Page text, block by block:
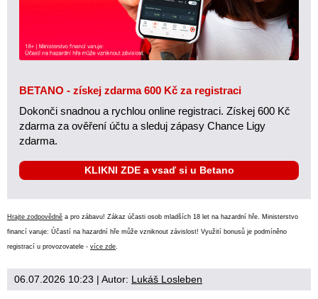
BETANO - získej zdarma 600 Kč za registraci
Dokonči snadnou a rychlou online registraci. Získej 600 Kč
zdarma za ověření účtu a sleduj zápasy Chance Ligy
zdarma.
KLIKNI ZDE a vsaď si u Betano
Hrajte zodpovědně a pro zábavu! Zákaz účasti osob mladších 18 let na hazardní hře. Ministerstvo
financí varuje: Účastí na hazardní hře může vzniknout závislost! Využití bonusů je podmíněno
registrací u provozovatele - více zde
06.07.2026 10:23 | Autor: Lukáš Losleben